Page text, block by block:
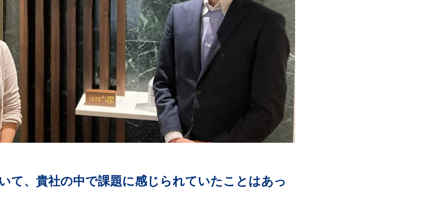
て、貴社の中で課題に感じられていたことはあっ